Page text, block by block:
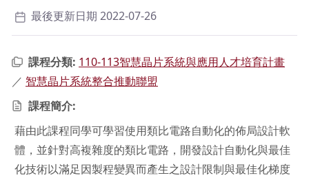
最後更新日期 2022-07-26
課程分類: 110-113智慧晶片系統與應用人才培育計畫
／ 智慧晶片系統整合推動聯盟
課程簡介:
藉由此課程同學可學習使用類比電路自動化的佈局設計軟
體，並針對高複雜度的類比電路，開發設計自動化與最佳
化技術以滿足因製程變異而產生之設計限制與最佳化梯度